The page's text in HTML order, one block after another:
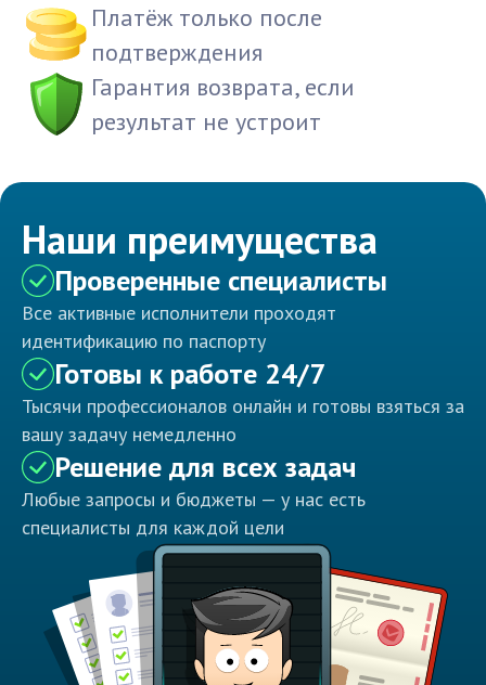
Платёж только после
подтверждения
Гарантия возврата, если
результат не устроит
Наши преимущества
Проверенные специалисты
Все активные исполнители проходят
идентификацию по паспорту
Готовы к работе 24/7
Тысячи профессионалов онлайн и готовы взяться за
вашу задачу немедленно
Решение для всех задач
Любые запросы и бюджеты — у нас есть
специалисты для каждой цели